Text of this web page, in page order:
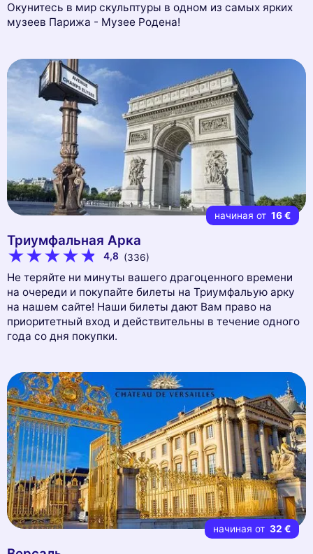
Окунитесь в мир скульптуры в одном из самых ярких
музеев Парижа - Музее Родена!
начиная от 16 €
Триумфальная Арка
4,8 (336)
Не теряйте ни минуты вашего драгоценного времени
на очереди и покупайте билеты на Триумфальую арку
на нашем сайте! Наши билеты дают Вам право на
приоритетный вход и действительны в течение одного
года со дня покупки.
начиная от 32 €